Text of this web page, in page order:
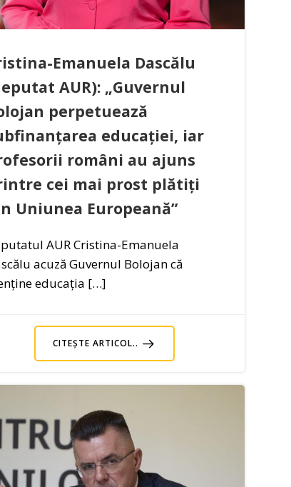
Emanuela Dascălu
AUR): „Guvernul
perpetuează
educației, iar
români au ajuns
cei mai prost plătiți
Uniunea Europeană”
AUR Cristina-Emanuela
acuză Guvernul Bolojan că
educația […]
CITEȘTE ARTICOL..